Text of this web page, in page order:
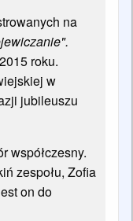
na
roku.
w
jubileuszu
współczesny.
zespołu, Zofia
on do